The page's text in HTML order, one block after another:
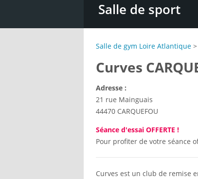
Salle de sport
Salle de gym Loire Atlantique >
Curves
Adresse :
21 rue Mainguais
44470 CARQUEFOU
Séance d'essai OFFERTE !
Pour profiter de votre séance
Curves est un club de remise